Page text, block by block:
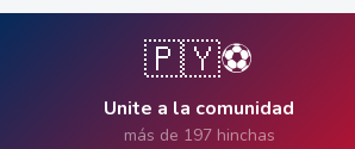
🇵🇾⚽
Unite a la comunidad
más de 197 hinchas